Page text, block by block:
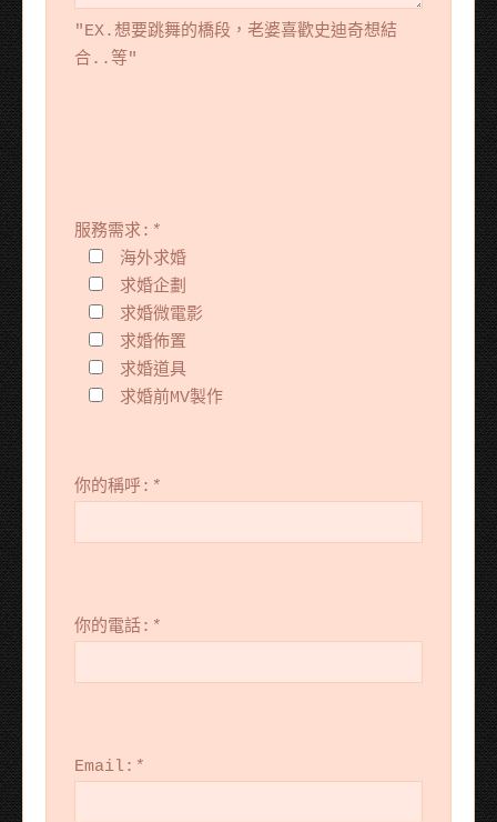
"EX.想要跳舞的橋段，老婆喜歡史迪奇想結
合..等"
服務需求: *
海外求婚
求婚企劃
求婚微電影
求婚佈置
求婚道具
求婚前MV製作
你的稱呼: *
你的電話: *
Email: *